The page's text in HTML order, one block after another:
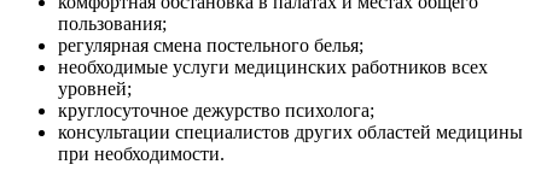
пользования;
регулярная смена постельного белья;
необходимые услуги медицинских работников всех
уровней;
круглосуточное дежурство психолога;
консультации специалистов других областей медицины
при необходимости.